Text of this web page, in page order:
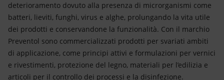
deterioramento dovuto alla presenza di microrganismi come
batteri, lieviti, funghi, virus e alghe, prolungando la vita utile
dei prodotti e conservandone la funzionalità. Con il marchio
Preventol sono commercializzati prodotti per svariati ambiti
di applicazione, come principi attivi e formulazioni per vernici
e rivestimenti, protezione del legno, materiali per l’edilizia e
articoli per il controllo dei processi e la disinfezione.